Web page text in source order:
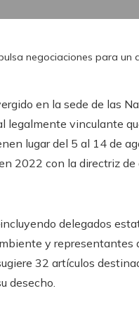
negociaciones para
en la sede de las
legalmente vinculante
lugar del 5 al 14 de
2022 con la directriz
delegados
y representantes
32 artículos
desecho.